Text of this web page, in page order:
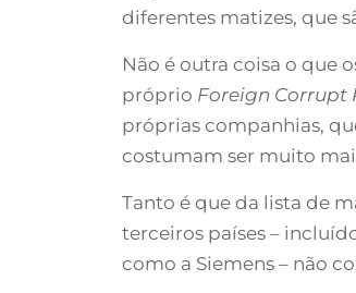
diferentes matizes, que
Não é outra coisa o que
próprio Foreign Corrupt
próprias companhias,
costumam ser muito
Tanto é que da lista de
terceiros países –
como a Siemens – não